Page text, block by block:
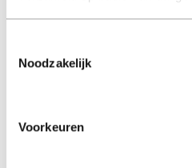
Noodzakelijk
Voorkeuren
Plant je producten van Simon
gids voor iedereen die
boodschappen kunt